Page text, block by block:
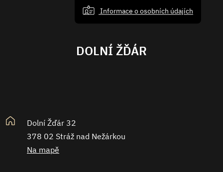
Informace o osobních údajích
DOLNÍ ŽĎÁR
Dolní Žďár 32
378 02 Stráž nad Nežárkou
Na mapě